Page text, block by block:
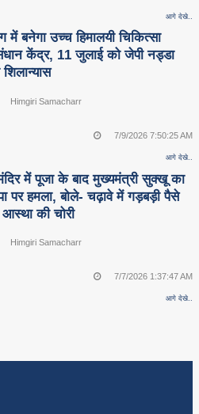
आगे देखे..
में बनेगा उच्च हिमालयी चिकित्सा
केंद्र, 11 जुलाई को जेपी नड्डा
Himgiri Samacharr
7/9/2026 7:50:25 AM
आगे देखे..
में पूजा के बाद मुख्यमंत्री सुक्खू का
पर हमला, बोले- चढ़ावे में गड़बड़ी पैसे
आस्था की चोरी
Himgiri Samacharr
7/7/2026 1:37:47 AM
आगे देखे..